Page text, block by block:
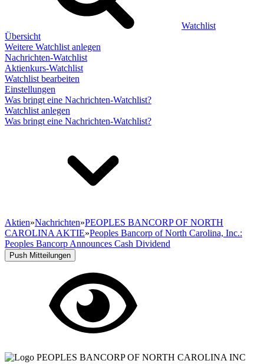
Watchlist
Übersicht
Weitere Watchlist anlegen
Nachrichten-Watchlist
Aktienkurs-Watchlist
Watchlist bearbeiten
Einstellungen
Was bringt eine Nachrichten-Watchlist?
Watchlist anlegen
Was bringt eine Nachrichten-Watchlist?
Aktien»Nachrichten»PEOPLES BANCORP OF NORTH
CAROLINA AKTIE»Peoples Bancorp of North Carolina, Inc.:
Peoples Bancorp Announces Cash Dividend
Push Mitteilungen